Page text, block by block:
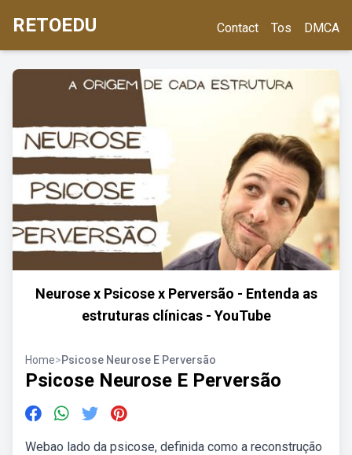
RETOEDU Contact Tos DMCA
Neurose x Psicose x Perversão - Entenda as
estruturas clínicas - YouTube
Home>Psicose Neurose E Perversão
Psicose Neurose E Perversão
Webao lado da psicose, definida como a reconstrução